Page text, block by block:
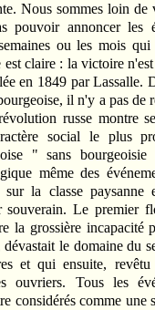
Nous sommes loin de
pouvoir annoncer les
ou les mois
est claire : la victoire
en 1849 par Lassalle.
il n'y a pas de
russe montre
social le plus
" sans bourgeoisie
même des
sur la classe
souverain. Le premier
la grossière
le domaine du
et qui ensuite,
ouvriers. Tous les
considérés comme une